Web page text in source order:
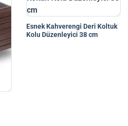
Esnek Kahverengi Deri Koltuk
Kolu Düzenleyici 38 cm